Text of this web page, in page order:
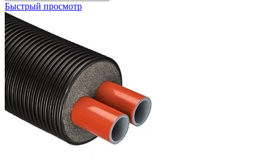
Быстрый просмотр